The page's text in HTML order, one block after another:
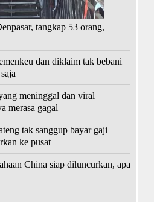
tangkap 53 orang,
dan diklaim tak bebani
meninggal dan viral
merasa gagal
tak sanggup bayar gaji
ke pusat
China siap diluncurkan, apa